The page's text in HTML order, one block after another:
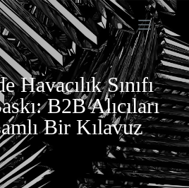
Havacılık Sınıfı
B2B Alıcıları
Bir Kılavuz